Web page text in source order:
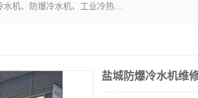
南京康嘉温控设备有限公司是一家工业冷水机厂家，主营产品：低温冷水机、防爆冷水机、工业冷热一体机、工业冷水机等冷水机，公司依托南京工业大学的技术，汇集众多业内技术，不断管理模式，使得我们的产品始终处于国内成员之一水平，在业界享有很高赞誉，是欧洲、北美、中东、东南亚等多个国家和地区。
盐城防爆冷水机维